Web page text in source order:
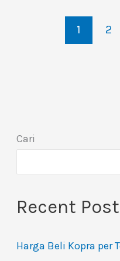
1 2
Cari
Recent
Harga Beli Kopra per